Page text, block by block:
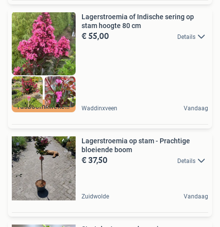
Tasboomkwekerij nl
Lagerstroemia of Indische sering op
stam hoogte 80 cm
€ 55,00 Details
Waddinxveen Vandaag
Lagerstroemia op stam - Prachtige
bloeiende boom
€ 37,50 Details
Zuidwolde Vandaag